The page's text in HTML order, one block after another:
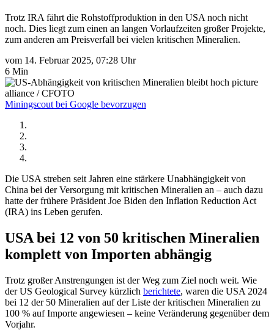
Trotz IRA fährt die Rohstoffproduktion in den USA noch nicht
noch. Dies liegt zum einen an langen Vorlaufzeiten großer Projekte,
zum anderen am Preisverfall bei vielen kritischen Mineralien.
vom 14. Februar 2025, 07:28 Uhr
6 Min
picture
alliance / CFOTO
Miningscout bei Google bevorzugen
Die USA streben seit Jahren eine stärkere Unabhängigkeit von
China bei der Versorgung mit kritischen Mineralien an – auch dazu
hatte der frühere Präsident Joe Biden den Inflation Reduction Act
(IRA) ins Leben gerufen.
USA bei 12 von 50 kritischen Mineralien
komplett von Importen abhängig
Trotz großer Anstrengungen ist der Weg zum Ziel noch weit. Wie
der US Geological Survey kürzlich berichtete, waren die USA 2024
bei 12 der 50 Mineralien auf der Liste der kritischen Mineralien zu
100 % auf Importe angewiesen – keine Veränderung gegenüber dem
Vorjahr.